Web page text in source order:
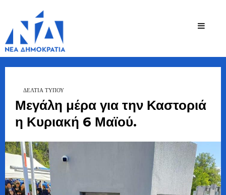
Ζήσης
Bουλευτής Ν.
Μεγάλη μέρα για την Καστοριά
η Κυριακή 6 Μαϊού.
ΔΕΛΤΙΑ ΤΥΠΟΥ